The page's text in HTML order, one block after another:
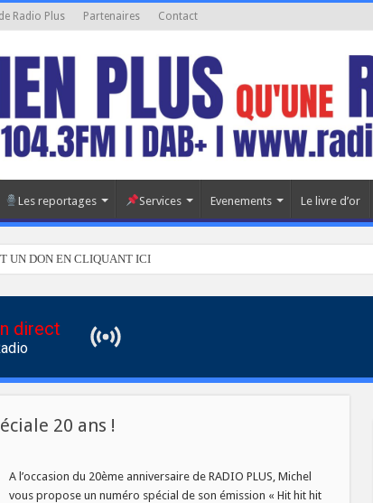
Radio Plus Partenaires Contact
Les reportages Services Evenements Le livre d’or
UN DON EN CLIQUANT ICI
direct
20 ans !
A l’occasion du 20ème anniversaire de RADIO PLUS, Michel
vous propose un numéro spécial de son émission « Hit hit hit